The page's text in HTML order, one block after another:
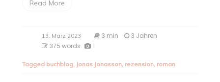
Read More
13. März 2023 3 min
3 Jahren
375 words
1
Tagged buchblog, Jonas Jonasson, rezension, roman